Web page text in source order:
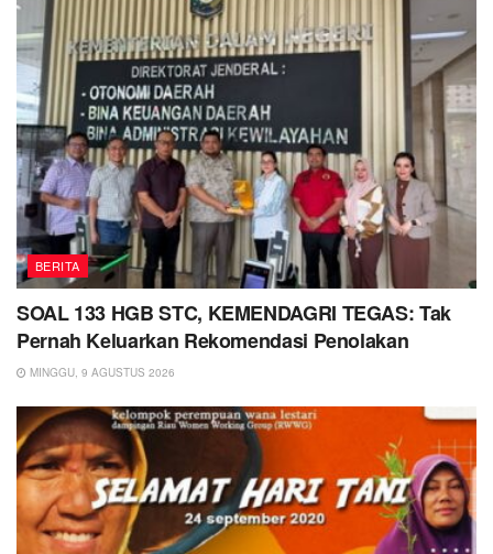
BERITA
SOAL 133 HGB STC, KEMENDAGRI TEGAS: Tak
Pernah Keluarkan Rekomendasi Penolakan
MINGGU, 9 AGUSTUS 2026